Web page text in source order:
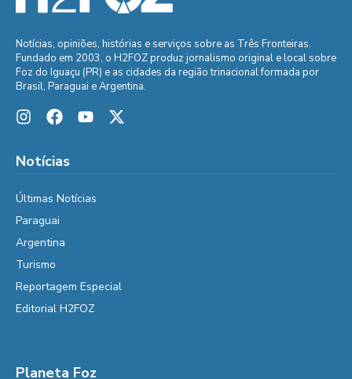
Notícias, opiniões, histórias e serviços sobre as Três Fronteiras.
Fundado em 2003, o H2FOZ produz jornalismo original e local sobre
Foz do Iguaçu (PR) e as cidades da região trinacional formada por
Brasil, Paraguai e Argentina.
Notícias
Últimas Notícias
Paraguai
Argentina
Turismo
Reportagem Especial
Editorial H2FOZ
Planeta Foz